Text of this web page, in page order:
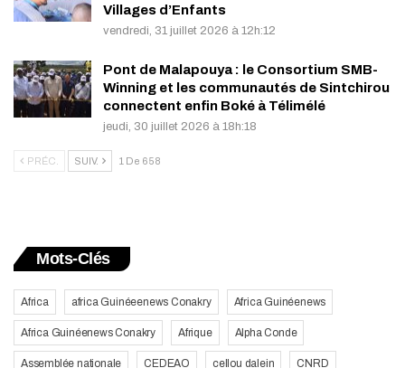
Villages d’Enfants
vendredi, 31 juillet 2026 à 12h:12
Pont de Malapouya : le Consortium SMB-
Winning et les communautés de Sintchirou
connectent enfin Boké à Télimélé
jeudi, 30 juillet 2026 à 18h:18
PRÉC. SUIV. 1 De 658
Mots-Clés
Africa africa Guinéeenews Conakry Africa Guinéenews
Africa Guinéenews Conakry Afrique Alpha Conde
Assemblée nationale CEDEAO cellou dalein CNRD